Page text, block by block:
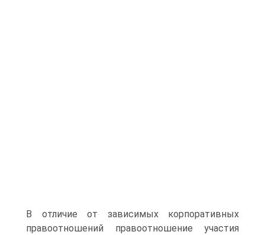
В отличие от зависимых корпоративных
правоотношений правоотношение участия